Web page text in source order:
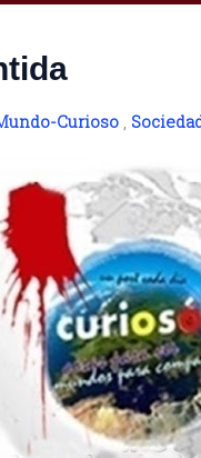
Curioso,